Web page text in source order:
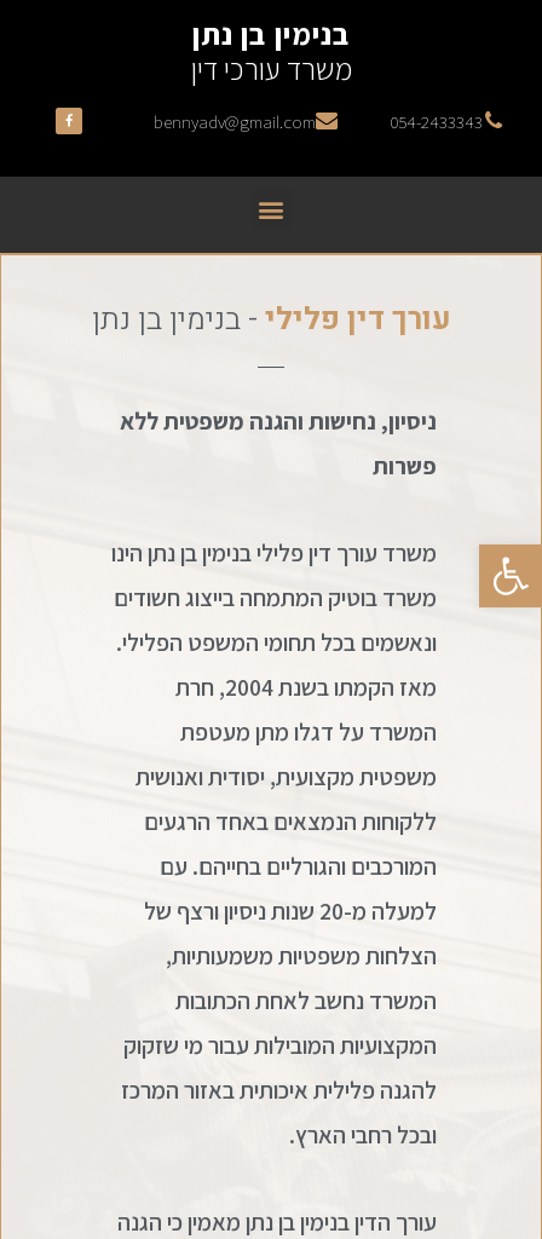
פתח סרגל נגישות
בנימין בן נתן
משרד עורכי דין
054-2433343
bennyadv@gmail.com
עורך דין פלילי- בנימין בן נתן
ניסיון, נחישות והגנה משפטית ללא
פשרות
משרד עורך דין פלילי בנימין בן נתן הינו
משרד בוטיק המתמחה בייצוג חשודים
ונאשמים בכל תחומי המשפט הפלילי.
מאז הקמתו בשנת 2004, חרת
המשרד על דגלו מתן מעטפת
משפטית מקצועית, יסודית ואנושית
ללקוחות הנמצאים באחד הרגעים
המורכבים והגורליים בחייהם. עם
למעלה מ-20 שנות ניסיון ורצף של
הצלחות משפטיות משמעותיות,
המשרד נחשב לאחת הכתובות
המקצועיות המובילות עבור מי שזקוק
להגנה פלילית איכותית באזור המרכז
ובכל רחבי הארץ.
עורך הדין בנימין בן נתן מאמין כי הגנה